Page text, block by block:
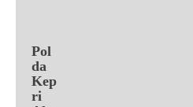
Pol
da
Kep
ri